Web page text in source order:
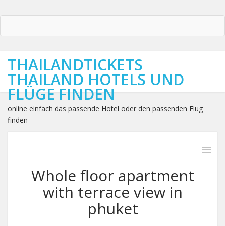
THAILANDTICKETS
THAILAND HOTELS UND
FLÜGE FINDEN
online einfach das passende Hotel oder den passenden Flug
finden
Whole floor apartment
with terrace view in
phuket